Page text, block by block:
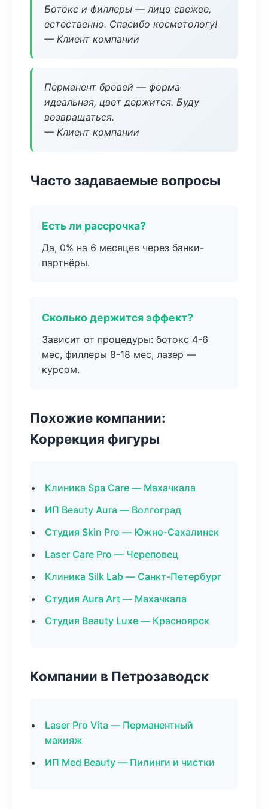
Ботокс и филлеры — лицо свежее,
естественно. Спасибо косметологу!
— Клиент компании
Перманент бровей — форма
идеальная, цвет держится. Буду
возвращаться.
— Клиент компании
Часто задаваемые вопросы
Есть ли рассрочка?
Да, 0% на 6 месяцев через банки-
партнёры.
Сколько держится эффект?
Зависит от процедуры: ботокс 4-6
мес, филлеры 8-18 мес, лазер —
курсом.
Похожие компании:
Коррекция фигуры
Клиника Spa Care — Махачкала
ИП Beauty Aura — Волгоград
Студия Skin Pro — Южно-Сахалинск
Laser Care Pro — Череповец
Клиника Silk Lab — Санкт-Петербург
Студия Aura Art — Махачкала
Студия Beauty Luxe — Красноярск
Компании в Петрозаводск
Laser Pro Vita — Перманентный
макияж
ИП Med Beauty — Пилинги и чистки